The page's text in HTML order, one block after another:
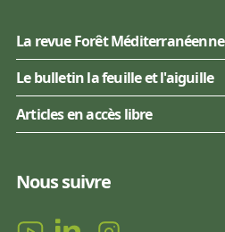
La revue Forêt Méditerranéenne
Le bulletin la feuille et l'aiguille
Articles en accès libre
Nous suivre